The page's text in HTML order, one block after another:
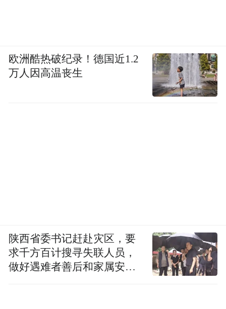
欧洲酷热破纪录！德国近1.2
万人因高温丧生
陕西省委书记赶赴灾区，要
求千方百计搜寻失联人员，
做好遇难者善后和家属安抚